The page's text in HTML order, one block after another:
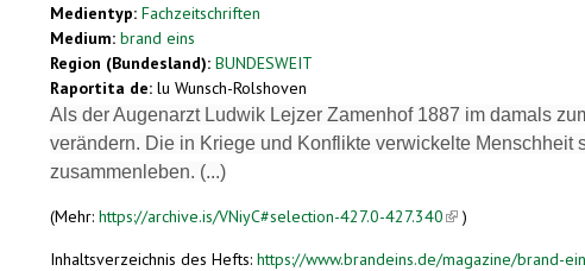
Medientyp: Fachzeitschriften
Medium: brand eins
Region (Bundesland): BUNDESWEIT
Raportita de: lu Wunsch-Rolshoven
Als der Augenarzt Ludwik Lejzer Zamenhof 1887 im damals
verändern. Die in Kriege und Konflikte verwickelte
zusammenleben. (...)
(Mehr: https://archive.is/VNiyC#selection-427.0-427.340(link is external)
)
Inhaltsverzeichnis des Hefts: https://www.brandeins.de/magazine/brand-